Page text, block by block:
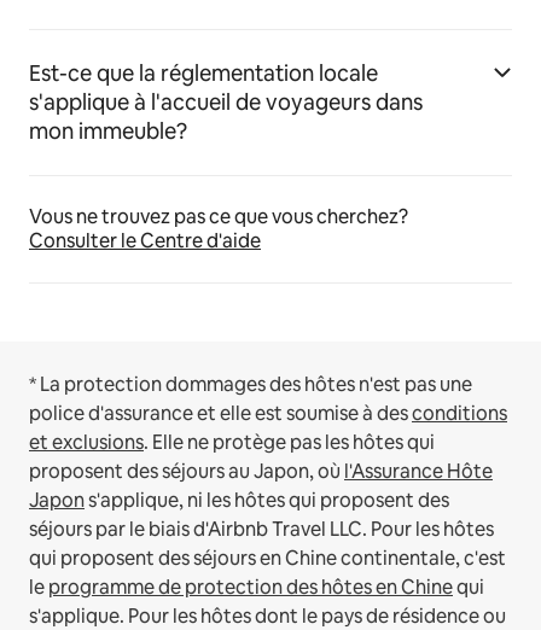
Est-ce que la réglementation locale
s'applique à l'accueil de voyageurs dans
mon immeuble?
Vous ne trouvez pas ce que vous cherchez?
Consulter le Centre d'aide
* La protection dommages des hôtes n'est pas une
police d'assurance et elle est soumise à desconditions
et exclusions. Elle ne protège pas les hôtes qui
proposent des séjours au Japon, où l'Assurance Hôte
Japons'applique, ni les hôtes qui proposent des
séjours par le biais d'Airbnb Travel LLC. Pour les hôtes
qui proposent des séjours en Chine continentale, c'est
leprogramme de protection des hôtes en Chinequi
s'applique. Pour les hôtes dont le pays de résidence ou